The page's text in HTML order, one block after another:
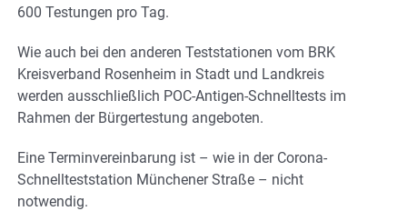
600 Testungen pro Tag.
Wie auch bei den anderen Teststationen vom BRK
Kreisverband Rosenheim in Stadt und Landkreis
werden ausschließlich POC-Antigen-Schnelltests im
Rahmen der Bürgertestung angeboten.
Eine Terminvereinbarung ist – wie in der Corona-
Schnellteststation Münchener Straße – nicht
notwendig.